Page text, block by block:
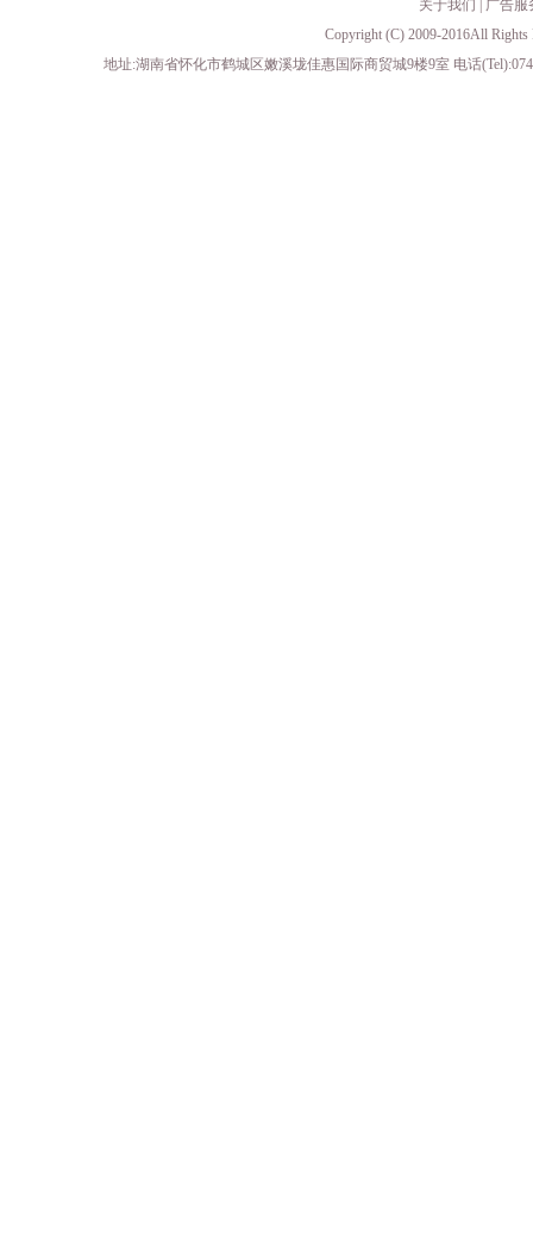
关于我们
广告服
Copyright (C) 2009-2016All
地址:湖南省怀化市鹤城区嫩溪垅佳惠国际商贸城9楼9室 电话